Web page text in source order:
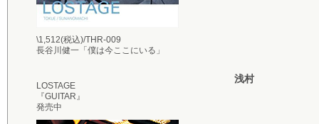
\1,512(税込)/THR-009
長谷川健一「僕は今ここにいる」
LOSTAGE
『GUITAR』
発売中
浅村